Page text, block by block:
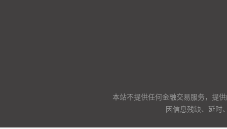
本站不提供任何金融交易服务，提
因信息残缺、延时